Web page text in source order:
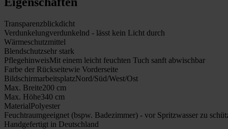
Transparenzblickdicht
Verdunkelungverdunkelnd - lässt kein Licht durch
Wärmeschutzmittel
Blendschutzsehr stark
PflegehinweisMit einem leicht feuchten Tuch sanft abwischbar
Farbe der Rückseitewie Vorderseite
BildschirmarbeitsplatzNord/Süd/West/Ost
Max. Breite200 cm
Max. Höhe340 cm
MaterialPolyester
Feuchtraumgeeignet (bspw. Badezimmer) - vor Spritzwasser zu
Handgefertigt in Deutschland